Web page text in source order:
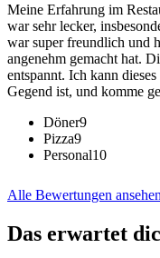
Meine Erfahrung im
war sehr lecker,
war super freundlich und
angenehm gemacht hat.
entspannt. Ich kann
Gegend ist, und komme
Döner9
Pizza9
Personal10
Alle Bewertungen ansehen
Das erwartet